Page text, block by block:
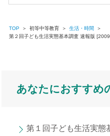
TOP ＞ 初等中等教育 ＞ 生活・時間
＞
第２回子ども生活実態基本調査 速報版
あなたにおすすめ
第１回子ども生活実態